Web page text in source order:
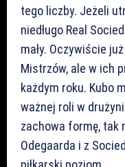
tego liczby. Jeżeli
niedługo Real
mały. Oczywiście
Mistrzów, ale w ich
każdym roku. Kubo
ważnej roli w
zachowa formę, tak
Odegaarda i z